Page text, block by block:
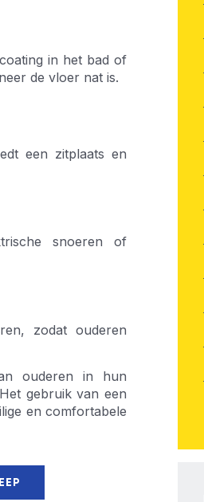
in het bad of
de vloer nat is.
een zitplaats en
snoeren of
zodat ouderen
ouderen in hun
gebruik van een
en comfortabele